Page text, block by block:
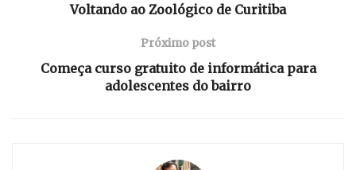
Voltando ao Zoológico de Curitiba
Próximo post
Começa curso gratuito de informática para
adolescentes do bairro